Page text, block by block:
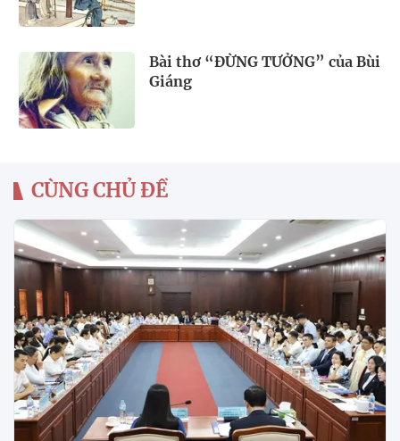
Bài thơ “ĐỪNG TƯỞNG” của Bùi
Giáng
CÙNG CHỦ ĐỀ